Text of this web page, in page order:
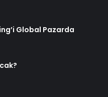
Global Pazarda